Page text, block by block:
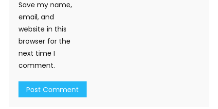
Save my name,
email, and
website in this
browser for the
next time I
comment.